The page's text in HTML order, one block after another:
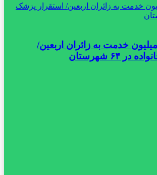
بیش از ۱.۷ میلیون خدمت به زائران اربعین/ استقرار پزشک
ارائه بیش از ۱.۷ میلیون خدمت به زائران اربعین/
۶۴ شهرستان